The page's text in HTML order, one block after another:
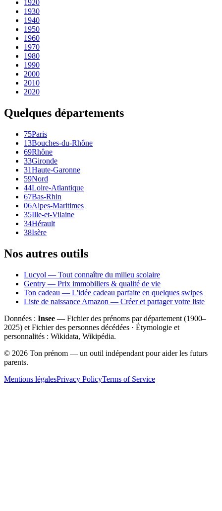
1920
1930
1940
1950
1960
1970
1980
1990
2000
2010
2020
Quelques départements
75Paris
13Bouches-du-Rhône
69Rhône
33Gironde
31Haute-Garonne
59Nord
44Loire-Atlantique
67Bas-Rhin
06Alpes-Maritimes
35Ille-et-Vilaine
34Hérault
38Isère
Nos autres outils
Lucyol — Tout connaître du milieu scolaire
Gentry — Prix immobiliers & qualité de vie
Ton cadeau — L'idée cadeau parfaite en quelques swipes
Liste de naissance Amazon — Créer et partager votre liste
Données : Insee — Fichier des prénoms par département (1900–
2025) et Fichier des personnes décédées · Étymologie et
personnalités : Wikidata, Wikipédia.
© 2026 Ton prénom — un outil indépendant pour aider les futurs
parents.
Mentions légalesPrivacy PolicyTerms of Service